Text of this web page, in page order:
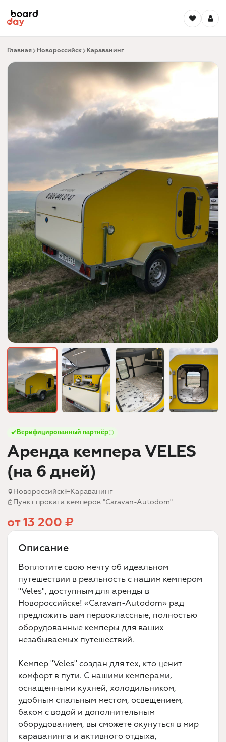
Главная Новороссийск Караванинг
Верифицированный партнёр
Аренда кемпера VELES
(на 6 дней)
Новороссийск
Караванинг
Пункт проката кемперов "Caravan-Autodom"
от 13 200 ₽
Описание
Воплотите свою мечту об идеальном
путешествии в реальность с нашим кемпером
"Veles", доступным для аренды в
Новороссийске! «Caravan-Autodom» рад
предложить вам первоклассные, полностью
оборудованные кемперы для ваших
незабываемых путешествий.
Кемпер "Veles" создан для тех, кто ценит
комфорт в пути. С нашими кемперами,
оснащенными кухней, холодильником,
удобным спальным местом, освещением,
баком с водой и дополнительным
оборудованием, вы сможете окунуться в мир
караванинга и активного отдыха,